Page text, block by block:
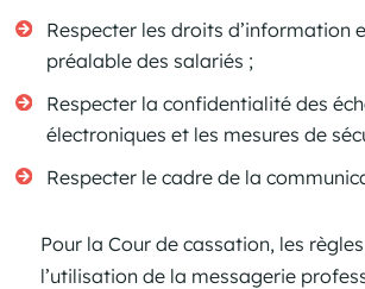
Respecter les droits d’information
préalable des salariés ;
Respecter la confidentialité des
électroniques et les mesures de
Respecter le cadre de la
Pour la Cour de cassation, les
l’utilisation de la messagerie